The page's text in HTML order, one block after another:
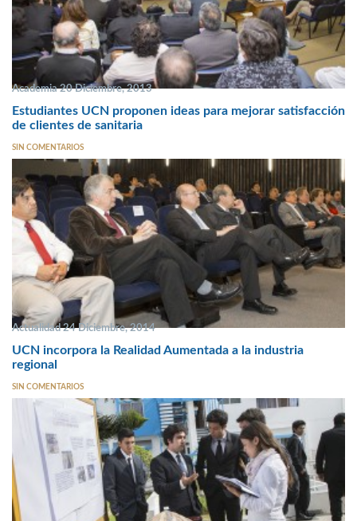
Academia 20 Diciembre, 2013
Estudiantes UCN proponen ideas para mejorar satisfacción
de clientes de sanitaria
SIN COMENTARIOS
Actualidad 24 Diciembre, 2014
UCN incorpora la Realidad Aumentada a la industria
regional
SIN COMENTARIOS